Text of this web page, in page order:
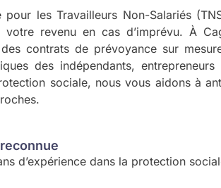
pour les Travailleurs Non-Salariés
votre revenu en cas d’imprévu. À
contrats de prévoyance sur
des indépendants,
sociale, nous vous aidons à
d’expérience dans la protection